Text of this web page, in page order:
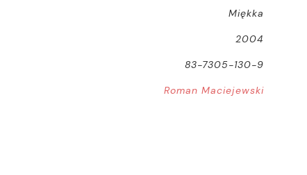
Miękka
2004
83-7305-130-9
Roman Maciejewski